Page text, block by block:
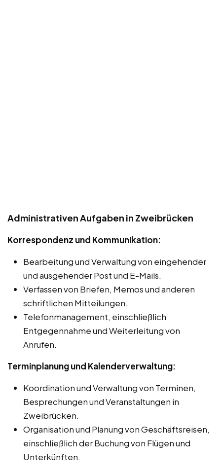
Administrativen Aufgaben in Zweibrücken
Korrespondenz und Kommunikation:
Bearbeitung und Verwaltung von eingehender
und ausgehender Post und E-Mails.
Verfassen von Briefen, Memos und anderen
schriftlichen Mitteilungen.
Telefonmanagement, einschließlich
Entgegennahme und Weiterleitung von
Anrufen.
Terminplanung und Kalenderverwaltung:
Koordination und Verwaltung von Terminen,
Besprechungen und Veranstaltungen in
Zweibrücken.
Organisation und Planung von Geschäftsreisen,
einschließlich der Buchung von Flügen und
Unterkünften.